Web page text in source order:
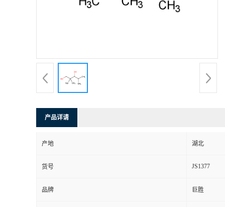
产品详请
产地 湖北
货号 JS1377
品牌 巨胜